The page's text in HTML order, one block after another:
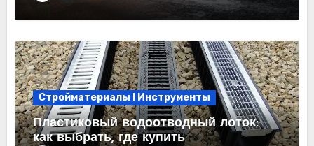
Стройматериалы l Инструменты
Пластиковый водоотводный лоток:
как выбрать, где купить